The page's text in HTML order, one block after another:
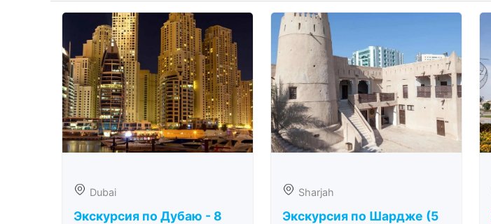
Dubai
Экскурсия по Дубаю - 8
Sharjah
Экскурсия по Шардже (5